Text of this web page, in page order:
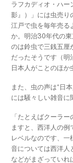
ラフカディオ・ハー
影』）」には虫売り
江戸で虫を毎年売る
か。明治30年代の
のは鈴虫で三銭五厘
だったそうです（明
日本人がことのほか
また、虫の声は“日
には騒々しい雑音に
「たとえばクーラ
ますと、西洋人の
レベルなのです、
音については西洋人
などがまざっていれ